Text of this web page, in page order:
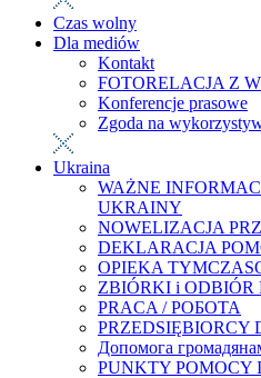
Czas wolny
Dla mediów
Kontakt
FOTORELACJA Z
Konferencje prasowe
Zgoda na
Ukraina
WAŻNE
UKRAINY
NOWELIZACJA
DEKLARACJA
OPIEKA
ZBIÓRKI i ODBIÓR
PRACA / РОБОТА
PRZEDSIĘBIORCY
Допомога
PUNKTY POMOCY